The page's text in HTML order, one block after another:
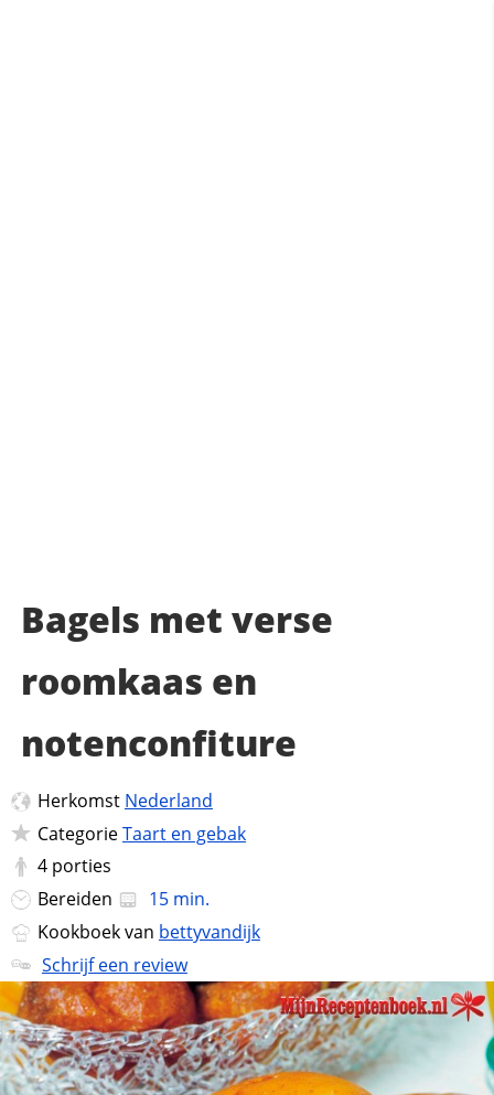
Bagels met verse
roomkaas en
notenconfiture
Herkomst Nederland
CategorieTaart en gebak
4 porties
Bereiden
15 min.
Kookboek van bettyvandijk
Schrijf een review